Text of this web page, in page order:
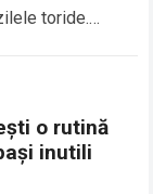
toride.
o rutină
inutili